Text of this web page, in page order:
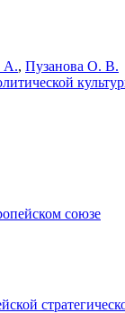
А., Пузанова О. В.
союзе